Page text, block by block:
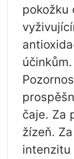
pokožku
účinkům.
čaje. Za
žízeň.
intenzitu